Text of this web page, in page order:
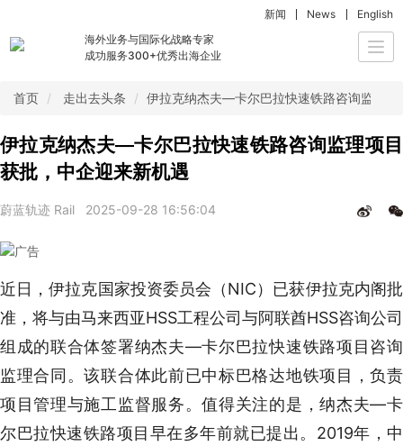
海外业务与国际化战略专家
成功服务300+优秀出海企业
新闻 News English
首页 走出去头条 伊拉克纳杰夫—卡尔巴拉快速铁路咨询监理项
伊拉克纳杰夫—卡尔巴拉快速铁路咨询监理项目
获批，中企迎来新机遇
蔚蓝轨迹 Rail 2025-09-28 16:56:04
近日，伊拉克国家投资委员会（NIC）已获伊拉克内阁批
准，将与由马来西亚HSS工程公司与阿联酋HSS咨询公司
组成的联合体签署纳杰夫—卡尔巴拉快速铁路项目咨询
监理合同。该联合体此前已中标巴格达地铁项目，负责
项目管理与施工监督服务。值得关注的是，纳杰夫—卡
尔巴拉快速铁路项目早在多年前就已提出。2019年，中